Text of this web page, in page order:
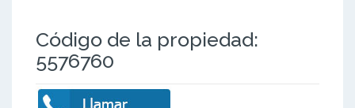
Código de la propiedad:
5576760